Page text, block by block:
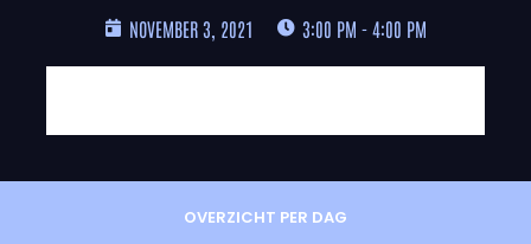
OVERZICHT PER DAG
NOVEMBER 3, 2021 3:00 PM - 4:00 PM